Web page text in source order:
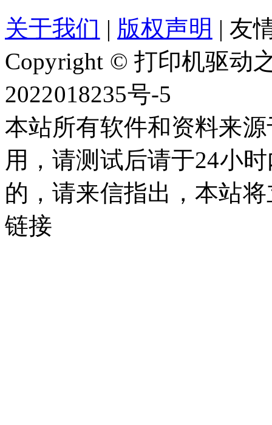
关于我们 | 版权声明 |友
Copyright © 打印机驱动
2022018235号-5
本站所有软件和资料来
用，请测试后请于24小
的，请来信指出，本站
链接